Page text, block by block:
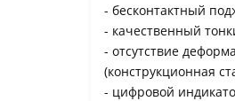
- бесконтактный
- качественный
- отсутствие
(конструкционная
- цифровой